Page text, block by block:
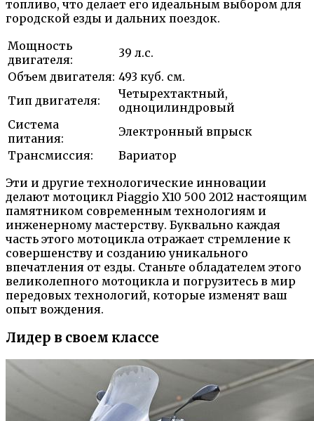
топливо, что делает его идеальным выбором для
городской езды и дальних поездок.
Мощность
двигателя:
39 л.с.
Объем двигателя: 493 куб. см.
Тип двигателя:
Четырехтактный,
одноцилиндровый
Система
питания:
Электронный впрыск
Трансмиссия:
Вариатор
Эти и другие технологические инновации
делают мотоцикл Piaggio X10 500 2012 настоящим
памятником современным технологиям и
инженерному мастерству. Буквально каждая
часть этого мотоцикла отражает стремление к
совершенству и созданию уникального
впечатления от езды. Станьте обладателем этого
великолепного мотоцикла и погрузитесь в мир
передовых технологий, которые изменят ваш
опыт вождения.
Лидер в своем классе